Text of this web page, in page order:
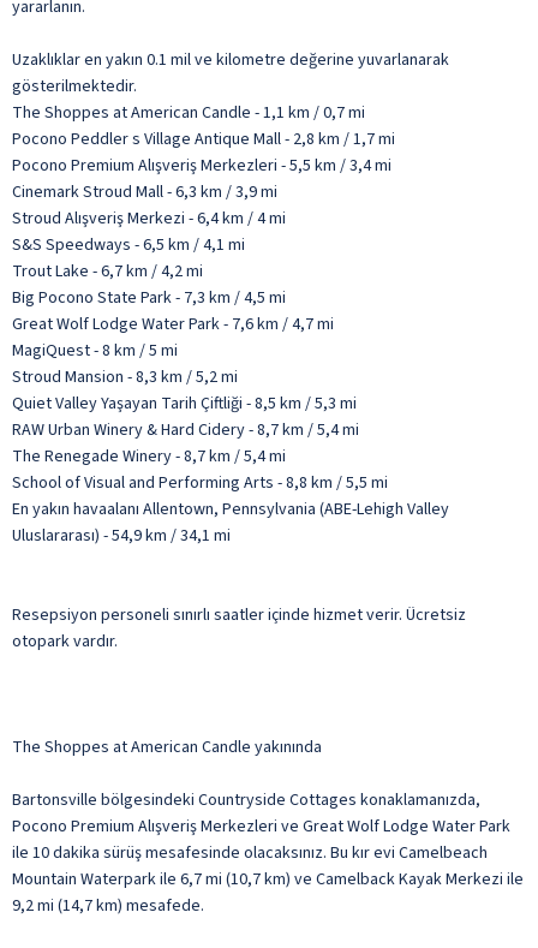
yararlanın.
Uzaklıklar en yakın 0.1 mil ve kilometre değerine yuvarlanarak
gösterilmektedir.
The Shoppes at American Candle - 1,1 km / 0,7 mi
Pocono Peddler s Village Antique Mall - 2,8 km / 1,7 mi
Pocono Premium Alışveriş Merkezleri - 5,5 km / 3,4 mi
Cinemark Stroud Mall - 6,3 km / 3,9 mi
Stroud Alışveriş Merkezi - 6,4 km / 4 mi
S&S Speedways - 6,5 km / 4,1 mi
Trout Lake - 6,7 km / 4,2 mi
Big Pocono State Park - 7,3 km / 4,5 mi
Great Wolf Lodge Water Park - 7,6 km / 4,7 mi
MagiQuest - 8 km / 5 mi
Stroud Mansion - 8,3 km / 5,2 mi
Quiet Valley Yaşayan Tarih Çiftliği - 8,5 km / 5,3 mi
RAW Urban Winery & Hard Cidery - 8,7 km / 5,4 mi
The Renegade Winery - 8,7 km / 5,4 mi
School of Visual and Performing Arts - 8,8 km / 5,5 mi
En yakın havaalanı Allentown, Pennsylvania (ABE-Lehigh Valley
Uluslararası) - 54,9 km / 34,1 mi
Resepsiyon personeli sınırlı saatler içinde hizmet verir. Ücretsiz
otopark vardır.
The Shoppes at American Candle yakınında
Bartonsville bölgesindeki Countryside Cottages konaklamanızda,
Pocono Premium Alışveriş Merkezleri ve Great Wolf Lodge Water Park
ile 10 dakika sürüş mesafesinde olacaksınız. Bu kır evi Camelbeach
Mountain Waterpark ile 6,7 mi (10,7 km) ve Camelback Kayak Merkezi ile
9,2 mi (14,7 km) mesafede.